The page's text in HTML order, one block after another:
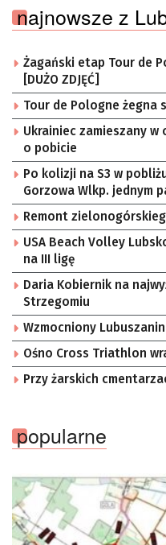
najnowsze z
Żagański etap Tour de
[DUŻO ZDJĘĆ]
Tour de Pologne żegna
Ukrainiec zamieszany
o pobicie
Po kolizji na S3 w
Gorzowa Wlkp. jednym
Remont
USA Beach Volley
na III ligę
Daria Kobiernik na
Strzegomiu
Wzmocniony
Ośno Cross Triathlon
Przy żarskich
popularne